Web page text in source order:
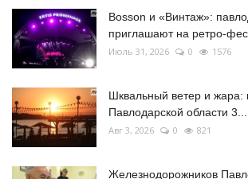
Bosson и «Винтаж»:
приглашают на ретро-
Июль 31, 2026 0 1576
Шквальный ветер и жара:
Павлодарской области 3...
Авг 3, 2026 0 821
Железнодорожников